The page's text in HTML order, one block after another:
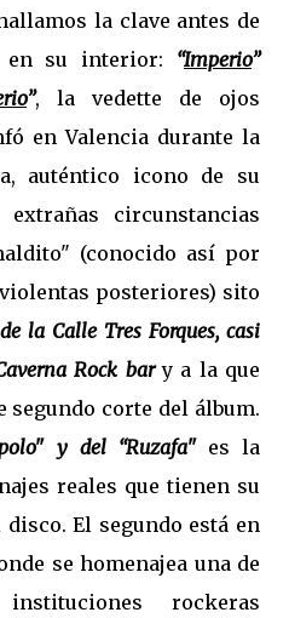
la clave antes de
en su interior: “Imperio”
”, la vedette de ojos
en Valencia durante la
auténtico icono de su
circunstancias
(conocido así por
posteriores) sito
la Calle Tres Forques, casi
Rock bary a la que
segundo corte del álbum.
y del “Ruzafa" es la
reales que tienen su
El segundo está en
se homenajea una de
rockeras